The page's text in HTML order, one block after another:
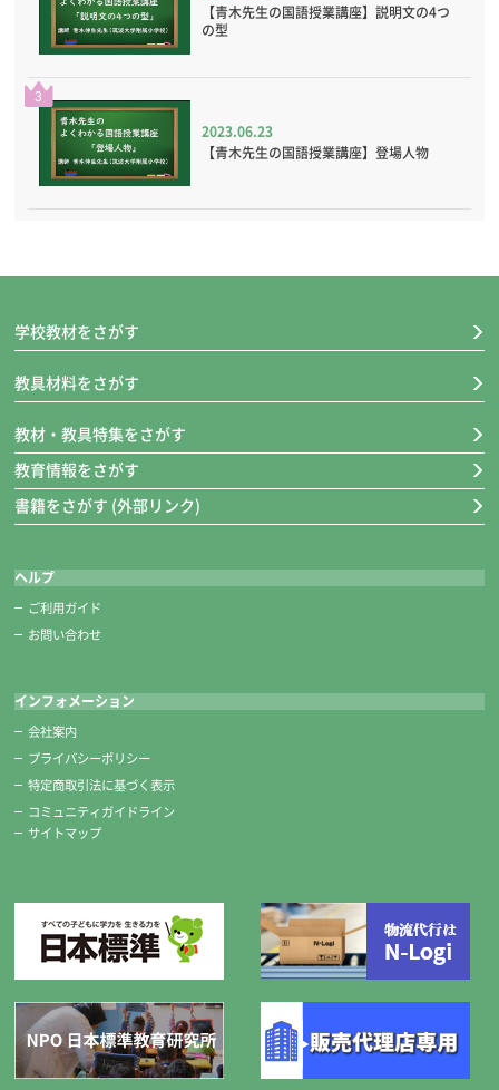
【青木先生の国語授業講座】説明文の4つ
の型
3
2023.06.23
【青木先生の国語授業講座】登場人物
学校教材をさがす
教具材料をさがす
教材・教具特集をさがす
教育情報をさがす
書籍をさがす (外部リンク)
ヘルプ
ご利用ガイド
お問い合わせ
インフォメーション
会社案内
プライバシーポリシー
特定商取引法に基づく表示
コミュニティガイドライン
サイトマップ